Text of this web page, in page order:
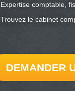
Expertise comptable,
Trouvez le cabinet
DEMANDER